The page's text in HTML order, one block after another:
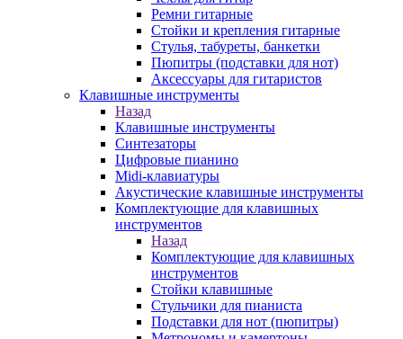
Ремни гитарные
Стойки и крепления гитарные
Стулья, табуреты, банкетки
Пюпитры (подставки для нот)
Аксессуары для гитаристов
Клавишные инструменты
Назад
Клавишные инструменты
Синтезаторы
Цифровые пианино
Midi-клавиатуры
Акустические клавишные инструменты
Комплектующие для клавишных
инструментов
Назад
Комплектующие для клавишных
инструментов
Стойки клавишные
Стульчики для пианиста
Подставки для нот (пюпитры)